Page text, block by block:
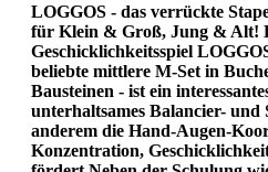
LOGGOS - das verrückte
für Klein & Groß, Jung & Alt!
Geschicklichkeitsspiel
beliebte mittlere M-Set in
Bausteinen - ist ein
unterhaltsames Balancier- und
anderem die Hand-Augen-
Konzentration,